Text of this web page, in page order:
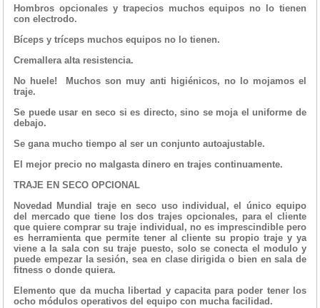
Hombros opcionales y trapecios muchos equipos no lo tienen
con electrodo.
Bíceps y tríceps muchos equipos no lo tienen.
Cremallera alta resistencia.
No huele! Muchos son muy anti higiénicos, no lo mojamos el
traje.
Se puede usar en seco si es directo, sino se moja el uniforme de
debajo.
Se gana mucho tiempo al ser un conjunto autoajustable.
El mejor precio no malgasta dinero en trajes continuamente.
TRAJE EN SECO OPCIONAL
Novedad Mundial traje en seco uso individual, el único equipo
del mercado que tiene los dos trajes opcionales, para el cliente
que quiere comprar su traje individual, no es imprescindible pero
es herramienta que permite tener al cliente su propio traje y ya
viene a la sala con su traje puesto, solo se conecta el modulo y
puede empezar la sesión, sea en clase dirigida o bien en sala de
fitness o donde quiera.
Elemento que da mucha libertad y capacita para poder tener los
ocho módulos operativos del equipo con mucha facilidad.